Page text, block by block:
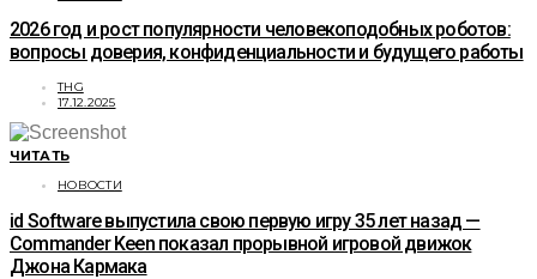
2026 год и рост популярности человекоподобных роботов:
вопросы доверия, конфиденциальности и будущего работы
THG
17.12.2025
ЧИТАТЬ
НОВОСТИ
id Software выпустила свою первую игру 35 лет назад —
Commander Keen показал прорывной игровой движок
Джона Кармака